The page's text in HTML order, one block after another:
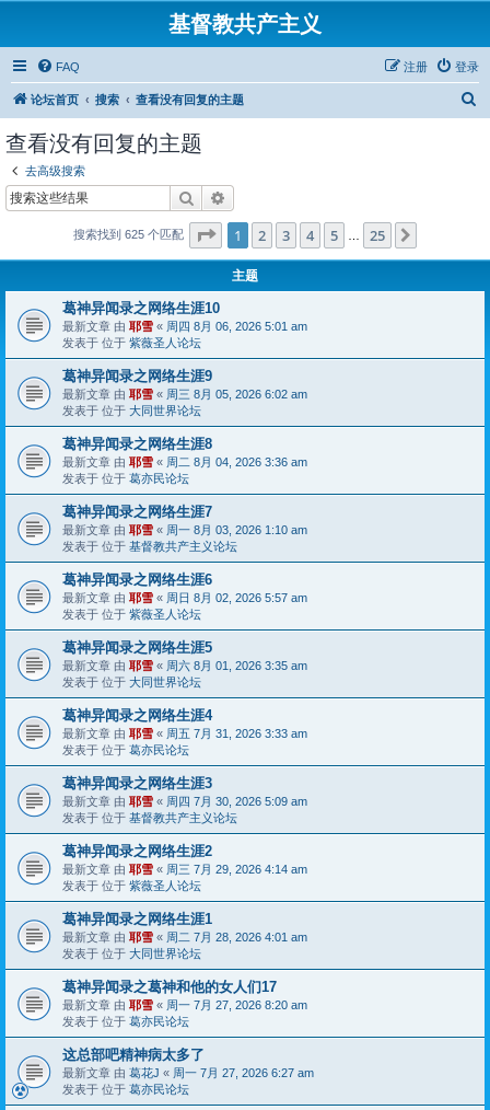
基督教共产主义
FAQ 登录
注册
论坛首页 搜索 查看没有回复的主题
查看没有回复的主题
去高级搜索
搜索
搜索找到 625 个匹配 分页：1 25
1 2 3 4 5 25
主题
葛神异闻录之网络生涯10
最新文章 由 耶雪 « 周四 8月 06, 2026 5:01 am
发表于 位于 紫薇圣人论坛
葛神异闻录之网络生涯9
最新文章 由 耶雪 « 周三 8月 05, 2026 6:02 am
发表于 位于 大同世界论坛
葛神异闻录之网络生涯8
最新文章 由 耶雪 « 周二 8月 04, 2026 3:36 am
发表于 位于 葛亦民论坛
葛神异闻录之网络生涯7
最新文章 由 耶雪 « 周一 8月 03, 2026 1:10 am
发表于 位于 基督教共产主义论坛
葛神异闻录之网络生涯6
最新文章 由 耶雪 « 周日 8月 02, 2026 5:57 am
发表于 位于 紫薇圣人论坛
葛神异闻录之网络生涯5
最新文章 由 耶雪 « 周六 8月 01, 2026 3:35 am
发表于 位于 大同世界论坛
葛神异闻录之网络生涯4
最新文章 由 耶雪 « 周五 7月 31, 2026 3:33 am
发表于 位于 葛亦民论坛
葛神异闻录之网络生涯3
最新文章 由 耶雪 « 周四 7月 30, 2026 5:09 am
发表于 位于 基督教共产主义论坛
葛神异闻录之网络生涯2
最新文章 由 耶雪 « 周三 7月 29, 2026 4:14 am
发表于 位于 紫薇圣人论坛
葛神异闻录之网络生涯1
最新文章 由 耶雪 « 周二 7月 28, 2026 4:01 am
发表于 位于 大同世界论坛
葛神异闻录之葛神和他的女人们17
最新文章 由 耶雪 « 周一 7月 27, 2026 8:20 am
发表于 位于 葛亦民论坛
这总部吧精神病太多了
最新文章 由 葛花J « 周一 7月 27, 2026 6:27 am
发表于 位于 葛亦民论坛